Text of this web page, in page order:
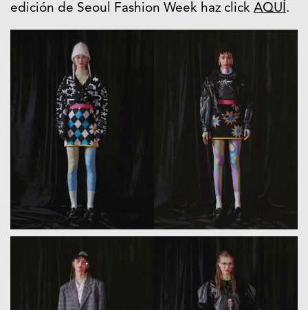
edición de Seoul Fashion Week haz click AQUÍ .